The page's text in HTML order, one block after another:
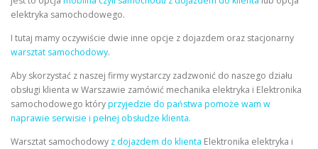
elektryka samochodowego.
I tutaj mamy oczywiście dwie inne opcje z dojazdem oraz stacjonarny
warsztat samochodowy.
Aby skorzystać z naszej firmy wystarczy zadzwonić do naszego działu
obsługi klienta w Warszawie zamówić mechanika elektryka i Elektronika
samochodowego któryprzyjedzie do państwa pomoże wam w
naprawie serwisie i pełnej obsłudze klienta.
Warsztat samochodowy z dojazdem do klienta Elektronika elektryka i